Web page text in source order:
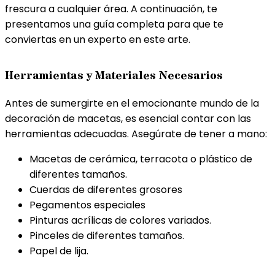
frescura a cualquier área. A continuación, te
presentamos una guía completa para que te
conviertas en un experto en este arte.
Herramientas y Materiales Necesarios
Antes de sumergirte en el emocionante mundo de la
decoración de macetas, es esencial contar con las
herramientas adecuadas. Asegúrate de tener a mano:
Macetas de cerámica, terracota o plástico de
diferentes tamaños.
Cuerdas de diferentes grosores
Pegamentos especiales
Pinturas acrílicas de colores variados.
Pinceles de diferentes tamaños.
Papel de lija.